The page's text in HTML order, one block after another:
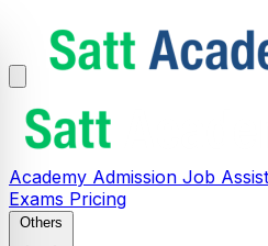
Academy Admission Job
Exams Pricing
Others